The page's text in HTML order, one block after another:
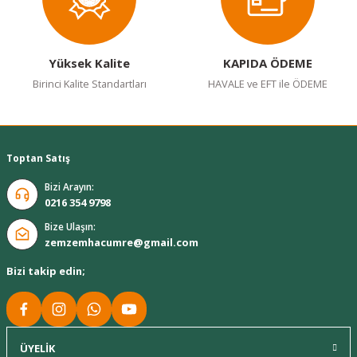
Yüksek Kalite
Birinci Kalite Standartları
KAPIDA ÖDEME
HAVALE ve EFT ile ÖDEME
Toptan Satış
Bizi Arayın:
0216 354 9798
Bize Ulaşın:
zemzemhacumre@gmail.com
Bizi takip edin;
ÜYELİK